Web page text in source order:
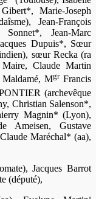
Marie-Joseph
Jean-François
Jean-Marc
Dupuis*, Sœur
sœur Recka (ra
Claude Martin
Maldamé, MgrFrancis
(archevêque
Christian Salenson*,
Magnin* (Lyon),
Ameisen, Gustave
Maréchal* (aa),
Jacques Barrot
(député),